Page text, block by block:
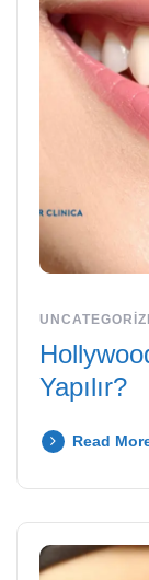
Yapılır?
Read